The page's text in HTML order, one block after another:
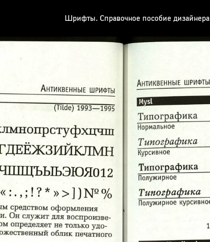
Шрифты. Справочное пособие дизайнера